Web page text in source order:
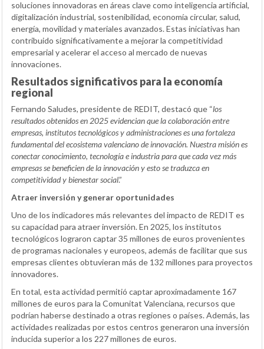
soluciones innovadoras en áreas clave como inteligencia artificial,
digitalización industrial, sostenibilidad, economía circular, salud,
energía, movilidad y materiales avanzados. Estas iniciativas han
contribuido significativamente a mejorar la competitividad
empresarial y acelerar el acceso al mercado de nuevas
innovaciones.
Resultados significativos para la economía
regional
Fernando Saludes, presidente de REDIT, destacó que “los
resultados obtenidos en 2025 evidencian que la colaboración entre
empresas, institutos tecnológicos y administraciones es una fortaleza
fundamental del ecosistema valenciano de innovación. Nuestra misión es
conectar conocimiento, tecnología e industria para que cada vez más
empresas se beneficien de la innovación y esto se traduzca en
competitividad y bienestar social.”
Atraer inversión y generar oportunidades
Uno de los indicadores más relevantes del impacto de REDIT es
su capacidad para atraer inversión. En 2025, los institutos
tecnológicos lograron captar 35 millones de euros provenientes
de programas nacionales y europeos, además de facilitar que sus
empresas clientes obtuvieran más de 132 millones para proyectos
innovadores.
En total, esta actividad permitió captar aproximadamente 167
millones de euros para la Comunitat Valenciana, recursos que
podrían haberse destinado a otras regiones o países. Además, las
actividades realizadas por estos centros generaron una inversión
inducida superior a los 227 millones de euros.